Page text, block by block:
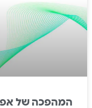
המהפכה של אפ